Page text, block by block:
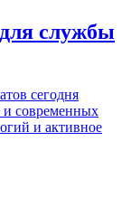
службы
сегодня
и современных
и активное